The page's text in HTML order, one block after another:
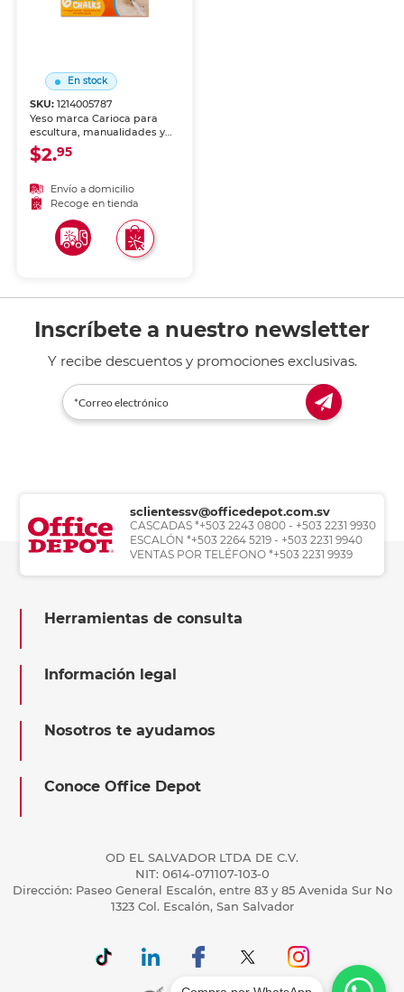
En stock
SKU:1214005787
Yeso marca Carioca para
escultura, manualidades y
proyectos artísticos. Mezcla
y aplicación sencillas para
acabados decorativos.
$2.95
Envío a domicilio
Recoge en tienda
Inscríbete a nuestro newsletter
Y recibe descuentos y promociones exclusivas.
sclientessv@officedepot.com.sv
CASCADAS *+503 2243 0800 - +503 2231 9930
ESCALÓN *+503 2264 5219 - +503 2231 9940
VENTAS POR TELÉFONO *+503 2231 9939
Herramientas de consulta
Información legal
Nosotros te ayudamos
Conoce Office Depot
OD EL SALVADOR LTDA DE C.V.
NIT: 0614-071107-103-0
Dirección: Paseo General Escalón, entre 83 y 85 Avenida Sur No
1323 Col. Escalón, San Salvador